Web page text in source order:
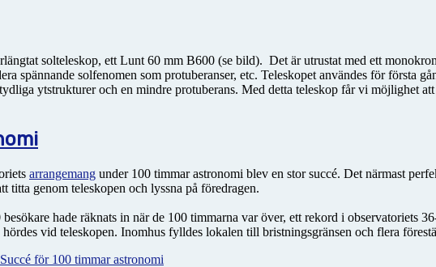
solteleskop, ett Lunt 60 mm B600 (se bild). Det är utrustat med ett
spännande solfenomen som protuberanser, etc. Teleskopet användes för första
ytstrukturer och en mindre protuberans. Med detta teleskop får vi möjlighet att
arrangemang under 100 timmar astronomi blev en stor succé. Det närmast
titta genom teleskopen och lyssna på föredragen.
hade räknats in när de 100 timmarna var över, ett rekord i observatoriets
vid teleskopen. Inomhus fylldes lokalen till bristningsgränsen och flera
för 100 timmar astronomi